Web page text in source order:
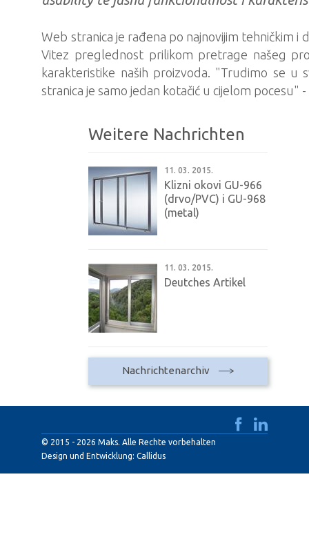
Web stranica je rađena po najnovijim tehničkim
Vitez preglednost prilikom pretrage našeg
karakteristike naših proizvoda. "Trudimo se
stranica je samo jedan kotačić u cijelom pocesu"
Weitere Nachrichten
11. 03. 2015.
Klizni okovi GU-966
(drvo/PVC) i GU-968
(metal)
11. 03. 2015.
Deutches Artikel
Nachrichtenarchiv
© 2015 - 2026 Maks. Alle Rechte vorbehalten
Design und Entwicklung:Callidus